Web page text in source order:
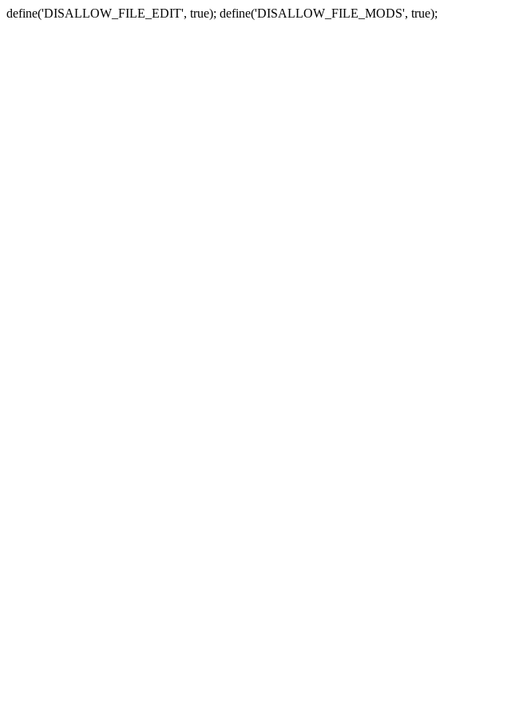
define('DISALLOW_FILE_EDIT', true); define('DISALLOW_FILE_MODS', true);